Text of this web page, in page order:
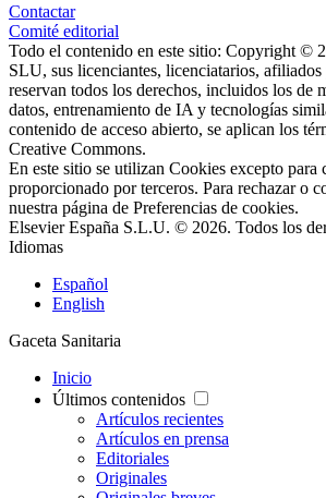
Contactar
Comité editorial
Todo el contenido en este sitio: Copyright ©
SLU, sus licenciantes, licenciatarios,
reservan todos los derechos, incluidos los de
datos, entrenamiento de IA y tecnologías
contenido de acceso abierto, se aplican los
Creative Commons.
En este sitio se utilizan Cookies excepto para
proporcionado por terceros. Para rechazar o
nuestra página de Preferencias de cookies.
Elsevier España S.L.U. © 2026. Todos los
Idiomas
Español
English
Gaceta Sanitaria
Inicio
Últimos contenidos
Artículos recientes
Artículos en prensa
Editoriales
Originales